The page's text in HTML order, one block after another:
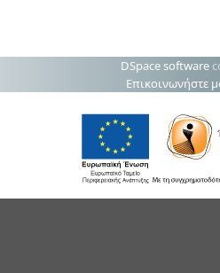
DSpace software
Επικοινωνήστε